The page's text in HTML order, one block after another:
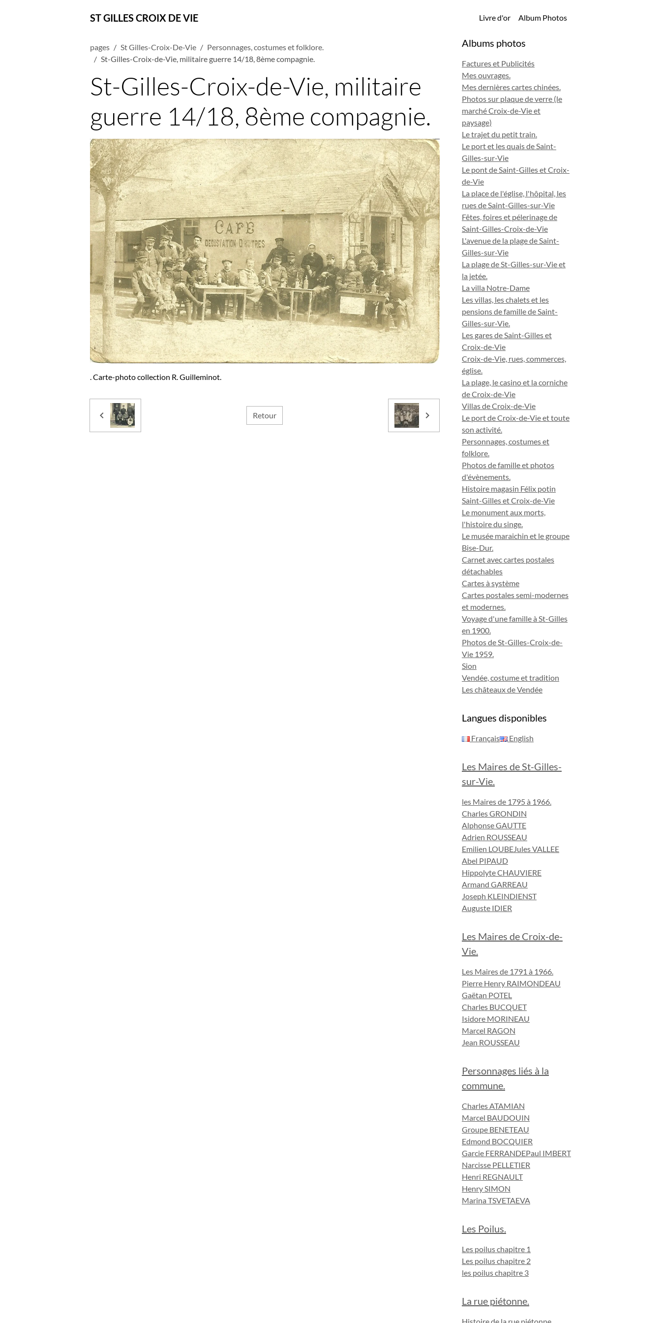
ST GILLES CROIX DE VIE Livre d'or Album Photos
pages St Gilles-Croix-De-Vie
Personnages, costumes et folklore.
St-Gilles-Croix-de-Vie, militaire guerre 14/18, 8ème compagnie.
St-Gilles-Croix-de-Vie, militaire
guerre 14/18, 8ème compagnie.
. Carte-photo collection R. Guilleminot.
Retour
Albums photos
Factures et Publicités
Mes ouvrages.
Mes dernières cartes chinées.
Photos sur plaque de verre (le
marché Croix-de-Vie et
paysage)
Le trajet du petit train.
Le port et les quais de Saint-
Gilles-sur-Vie
Le pont de Saint-Gilles et Croix-
de-Vie
La place de l'église, l'hôpital, les
rues de Saint-Gilles-sur-Vie
Fêtes, foires et pélerinage de
Saint-Gilles-Croix-de-Vie
L'avenue de la plage de Saint-
Gilles-sur-Vie
La plage de St-Gilles-sur-Vie et
la jetée.
La villa Notre-Dame
Les villas, les chalets et les
pensions de famille de Saint-
Gilles-sur-Vie.
Les gares de Saint-Gilles et
Croix-de-Vie
Croix-de-Vie, rues, commerces,
église.
La plage, le casino et la corniche
de Croix-de-Vie
Villas de Croix-de-Vie
Le port de Croix-de-Vie et toute
son activité.
Personnages, costumes et
folklore.
Photos de famille et photos
d'évènements.
Histoire magasin Félix potin
Saint-Gilles et Croix-de-Vie
Le monument aux morts,
l'histoire du singe.
Le musée maraichin et le groupe
Bise-Dur.
Carnet avec cartes postales
détachables
Cartes à système
Cartes postales semi-modernes
et modernes.
Voyage d'une famille à St-Gilles
en 1900.
Photos de St-Gilles-Croix-de-
Vie 1959.
Sion
Vendée, costume et tradition
Les châteaux de Vendée
Langues disponibles
Français English
Les Maires de St-Gilles-
sur-Vie.
les Maires de 1795 à 1966.
Charles GRONDIN
Alphonse GAUTTE
Adrien ROUSSEAU
Emilien LOUBEJules VALLEE
Abel PIPAUD
Hippolyte CHAUVIERE
Armand GARREAU
Joseph KLEINDIENST
Auguste IDIER
Les Maires de Croix-de-
Vie.
Les Maires de 1791 à 1966.
Pierre Henry RAIMONDEAU
Gaëtan POTEL
Charles BUCQUET
Isidore MORINEAU
Marcel RAGON
Jean ROUSSEAU
Personnages liés à la
commune.
Charles ATAMIAN
Marcel BAUDOUIN
Groupe BENETEAU
Edmond BOCQUIER
Garcie FERRANDEPaul IMBERT
Narcisse PELLETIER
Henri REGNAULT
Henry SIMON
Marina TSVETAEVA
Les Poilus.
Les poilus chapitre 1
Les poilus chapitre 2
les poilus chapitre 3
La rue piétonne.